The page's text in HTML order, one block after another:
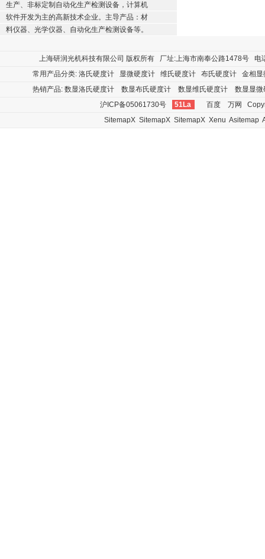
生产、非标定制自动化生产检测设备，计算机
软件开发为主的高新技术企业。主导产品：材
料仪器、光学仪器、自动化生产检测设备等。
上海研润光机科技有限公司 版权所有 厂址:上海市南奉公路1478号
常用产品分类: 洛氏硬度计 显微硬度计 维氏硬度计 布氏硬度计
金相显
热销产品: 数显洛氏硬度计 数显布氏硬度计 数显维氏硬度计
数显显微
沪ICP备05061730号
51La 百度 万网
SitemapX SitemapX SitemapX Xenu Asitemap